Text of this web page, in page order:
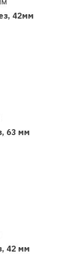
42мм
63 мм
42 мм